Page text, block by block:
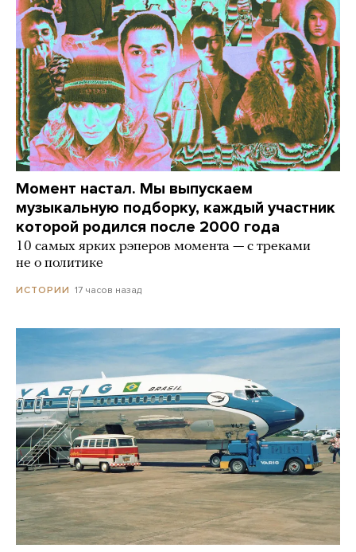
Момент настал. Мы выпускаем
музыкальную подборку, каждый участник
которой родился после 2000 года
10 самых ярких рэперов момента — с треками
не о политике
ИСТОРИИ 17 часов назад